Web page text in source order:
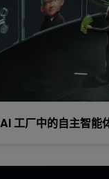
工厂中的自主智能
理式 AI 构建自主网络